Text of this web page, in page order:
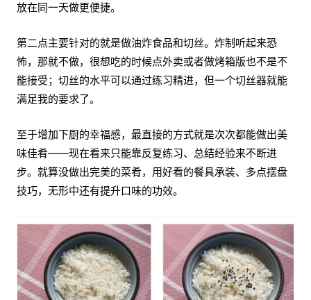
放在同一天做更便捷。
第二点主要针对的就是做油炸食品和切丝。炸制听起来恐
怖，那就不做，很想吃的时候点外卖或者做烤箱版也不是不
能接受；切丝的水平可以通过练习精进，但一个切丝器就能
满足我的要求了。
至于增加下厨的幸福感，最直接的方式就是次次都能做出美
味佳肴——现在看来只能靠反复练习、总结经验来不断进
步。就算没做出完美的菜肴，用好看的餐具承装、多点摆盘
技巧，无形中还有提升口味的功效。